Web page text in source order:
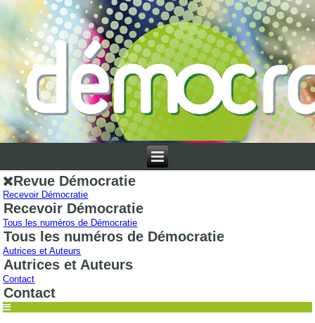
Revue Démocratie
Recevoir Démocratie
Recevoir Démocratie
Tous les numéros de Démocratie
Tous les numéros de Démocratie
Autrices et Auteurs
Autrices et Auteurs
Contact
Contact